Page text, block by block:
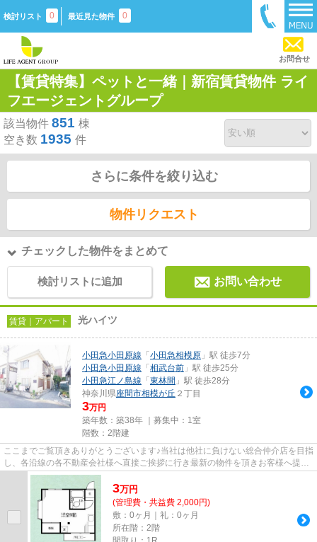
検討リスト 0 最近見た物件 0
お問合せ
【賃貸特集】ペットと一緒｜新宿賃貸物件 ライ
フエージェントグループ
該当物件 851 棟
空き数 1935 件
さらに条件を絞り込む
物件リクエスト
チェックした物件をまとめて
検討リストに追加 お問い合わせ
賃貸｜アパート 光ハイツ
小田急小田原線 「 小田急相模原 」駅 徒歩7分
小田急小田原線 「 相武台前 」駅 徒歩25分
小田急江ノ島線 「 東林間 」駅 徒歩28分
神奈川県座間市相模が丘 ２丁目
3万円
築年数：築38年 ｜募集中： 1室
階数：2階建
ここまでご覧頂きありがとうございます♪当社は他社に負けない総合仲介店を目指
し、各沿線の各不動産会社様へ直接ご挨拶に行き最新の物件を頂きお客様へ提供
しております！最新の情報は...
3万円
(管理費・共益費 2,000円)
敷：0ヶ月｜礼：0ヶ月
所在階：2階